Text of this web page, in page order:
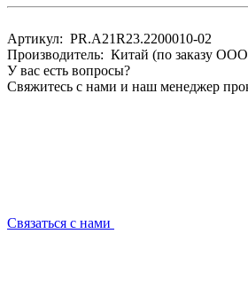
Артикул: PR.A21R23.2200010-02
Производитель: Китай (по заказу
У вас есть вопросы?
Свяжитесь с нами и наш менеджер
Связаться с нами